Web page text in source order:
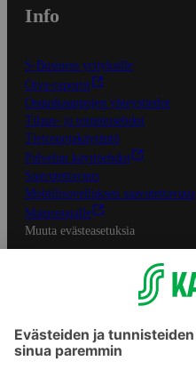
Info
S-Business yrityksille
Oiva-raportit
Osuuskauppojen yhteystiedot
Tilaus- ja toimitusehdot
Tietosuojakäytäntö
Palvelun käyttöehdot
Saavutettavuus
Mobiilisovelluksen saavutettavuus
Mainostajalle
Muuta evästeasetuksia
S-ryhmän palvelut
S-ryhmä